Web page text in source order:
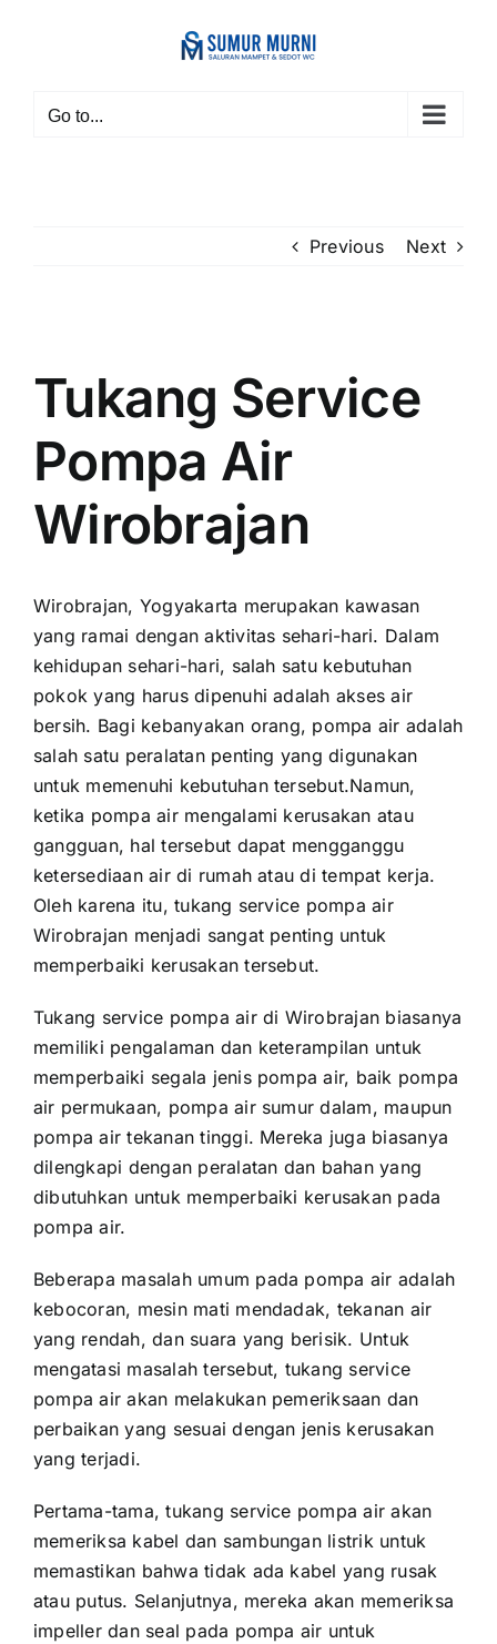
Go to...
Previous Next
Larger
Image
Tukang Service
Pompa Air
Wirobrajan
Wirobrajan, Yogyakarta merupakan kawasan
yang ramai dengan aktivitas sehari-hari. Dalam
kehidupan sehari-hari, salah satu kebutuhan
pokok yang harus dipenuhi adalah akses air
bersih. Bagi kebanyakan orang, pompa air adalah
salah satu peralatan penting yang digunakan
untuk memenuhi kebutuhan tersebut.Namun,
ketika pompa air mengalami kerusakan atau
gangguan, hal tersebut dapat mengganggu
ketersediaan air di rumah atau di tempat kerja.
Oleh karena itu, tukang service pompa air
Wirobrajan menjadi sangat penting untuk
memperbaiki kerusakan tersebut.
Tukang service pompa air di Wirobrajan biasanya
memiliki pengalaman dan keterampilan untuk
memperbaiki segala jenis pompa air, baik pompa
air permukaan, pompa air sumur dalam, maupun
pompa air tekanan tinggi. Mereka juga biasanya
dilengkapi dengan peralatan dan bahan yang
dibutuhkan untuk memperbaiki kerusakan pada
pompa air.
Beberapa masalah umum pada pompa air adalah
kebocoran, mesin mati mendadak, tekanan air
yang rendah, dan suara yang berisik. Untuk
mengatasi masalah tersebut, tukang service
pompa air akan melakukan pemeriksaan dan
perbaikan yang sesuai dengan jenis kerusakan
yang terjadi.
Pertama-tama, tukang service pompa air akan
memeriksa kabel dan sambungan listrik untuk
memastikan bahwa tidak ada kabel yang rusak
atau putus. Selanjutnya, mereka akan memeriksa
impeller dan seal pada pompa air untuk